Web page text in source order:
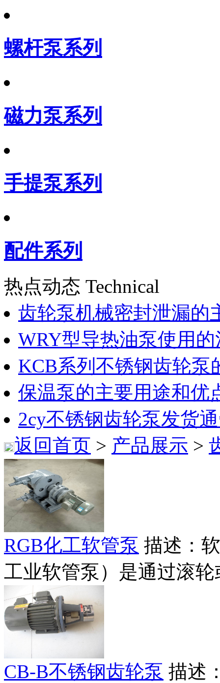
螺杆泵系列
磁力泵系列
手提泵系列
配件系列
热点动态 Technical
齿轮泵机械密封泄漏的
WRY型导热油泵使用
KCB系列不锈钢齿轮泵
保温泵的主要用途和优
2cy不锈钢齿轮泵发货
返回首页 > 产品展示 >
RGB化工软管泵 描述：
工业软管泵）是通过滚轮
CB-B不锈钢齿轮泵 描述